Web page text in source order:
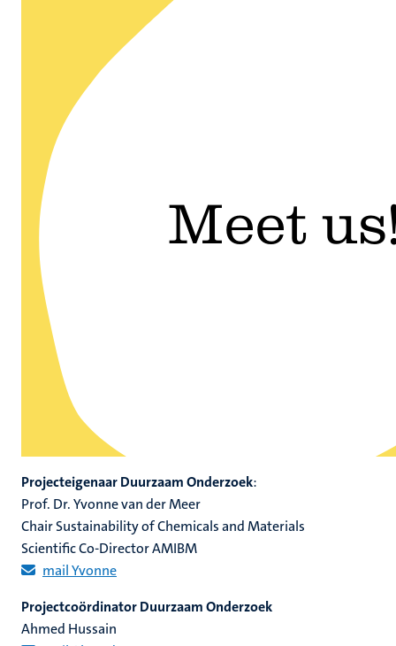
Projecteigenaar Duurzaam Onderzoek:
Prof. Dr. Yvonne van der Meer
Chair Sustainability of Chemicals and Materials
Scientific Co-Director AMIBM
mail Yvonne
Projectcoördinator Duurzaam Onderzoek
Ahmed Hussain